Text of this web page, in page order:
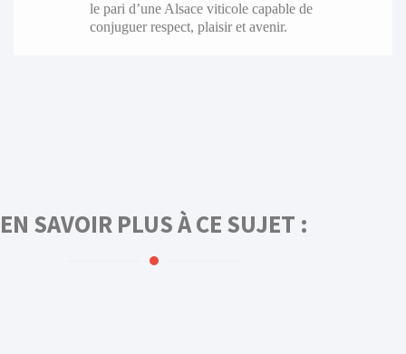
le pari d’une Alsace viticole capable de
conjuguer respect, plaisir et avenir.
EN SAVOIR PLUS À CE SUJET :